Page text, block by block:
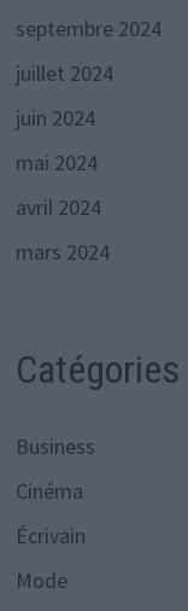
septembre 2024
juillet 2024
juin 2024
mai 2024
avril 2024
mars 2024
Catégories
Business
Cinéma
Écrivain
Mode